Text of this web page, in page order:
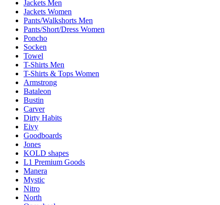
Jackets Men
Jackets Women
Pants/Walkshorts Men
Pants/Short/Dress Women
Poncho
Socken
Towel
T-Shirts Men
T-Shirts & Tops Women
Armstrong
Bataleon
Bustin
Carver
Dirty Habits
Eivy
Goodboards
Jones
KOLD shapes
L1 Premium Goods
Manera
Mystic
Nitro
North